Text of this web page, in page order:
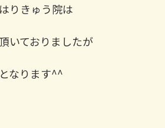
りきゅう院は
いておりましたが
なります^^